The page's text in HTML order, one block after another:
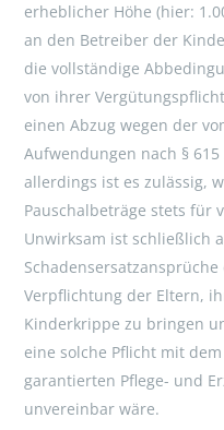
erheblicher Höhe (hier:
an den Betreiber der
die vollständige
von ihrer
einen Abzug wegen der
Aufwendungen nach §
allerdings ist es zulässig,
Pauschalbeträge stets für
Unwirksam ist schließlich
Verpflichtung der Eltern,
Kinderkrippe zu bringen
eine solche Pflicht mit
garantierten Pflege- und
unvereinbar wäre.